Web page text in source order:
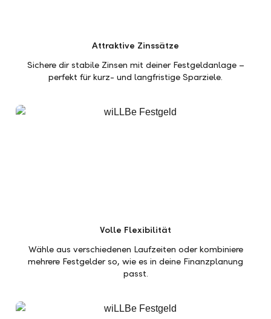
Attraktive Zinssätze
Sichere dir stabile Zinsen mit deiner Festgeldanlage –
perfekt für kurz- und langfristige Sparziele.
Volle Flexibilität
Wähle aus verschiedenen Laufzeiten oder kombiniere
mehrere Festgelder so, wie es in deine Finanzplanung
passt.